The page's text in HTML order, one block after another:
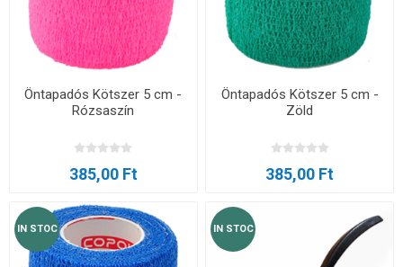
Öntapadós Kötszer 5 cm -
Rózsaszín
385,00 Ft
Öntapadós Kötszer 5 cm -
Zöld
385,00 Ft
IN STOC IN STOC